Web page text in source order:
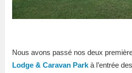
Nous avons passé nos deux
Lodge & Caravan Park à l’entrée